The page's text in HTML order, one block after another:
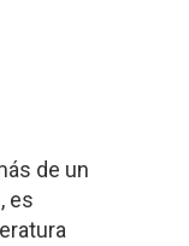
de un
es